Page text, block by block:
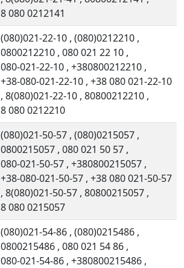
8 080 0212141
(080)021-22-10 , (080)0212210 ,
0800212210 , 080 021 22 10 ,
080-021-22-10 , +380800212210 ,
+38-080-021-22-10 , +38 080 021-22-10
, 8(080)021-22-10 , 80800212210 ,
8 080 0212210
(080)021-50-57 , (080)0215057 ,
0800215057 , 080 021 50 57 ,
080-021-50-57 , +380800215057 ,
+38-080-021-50-57 , +38 080 021-50-57
, 8(080)021-50-57 , 80800215057 ,
8 080 0215057
(080)021-54-86 , (080)0215486 ,
0800215486 , 080 021 54 86 ,
080-021-54-86 , +380800215486 ,